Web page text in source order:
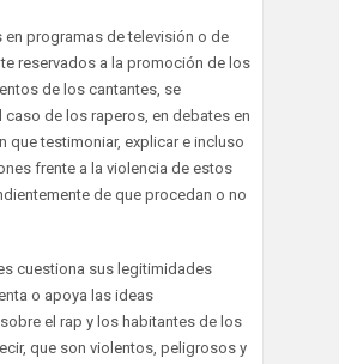
en programas de televisión o de
reservados a la promoción de los
de los cantantes, se
caso de los raperos, en debates en
que testimoniar, explicar e incluso
frente a la violencia de estos
de que procedan o no
cuestiona sus legitimidades
o apoya las ideas
el rap y los habitantes de los
que son violentos, peligrosos y